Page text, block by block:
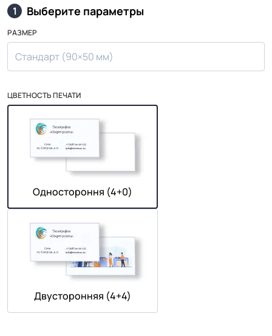
1 Выберите параметры
РАЗМЕР
Стандарт (90×50 мм)
ЦВЕТНОСТЬ ПЕЧАТИ
Одностороння (4+0)
Двусторонняя (4+4)